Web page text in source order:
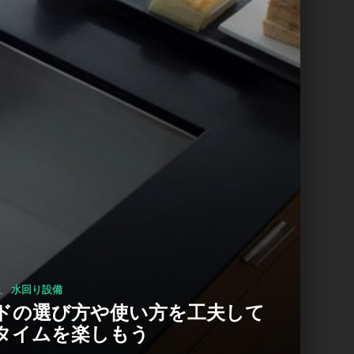
水回り設備
の選び方や使い方を工夫して
イムを楽しもう